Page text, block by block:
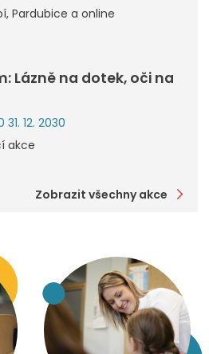
Pardubice a online
Lázně na dotek, oči na
31. 12. 2030
akce
Zobrazit všechny akce